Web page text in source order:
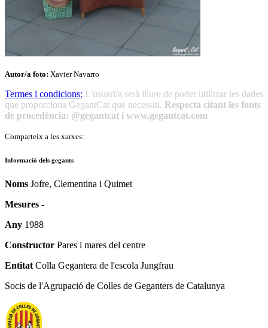
Autor/a foto: Xavier Navarro
Termes i condicions: L'usuari/a serà lliure de poder utilitzar les dades
que proporciona GegantCat que necessiti. Respecta citant les fonts
de procedència: @gegantcat i www.gegantcat.com
Comparteix a les xarxes:
Informació dels gegants
Noms Jofre, Clementina i Quimet
Mesures -
Any 1988
Constructor Pares i mares del centre
Entitat Colla Gegantera de l'escola Jungfrau
Socis de l'Agrupació de Colles de Geganters de Catalunya